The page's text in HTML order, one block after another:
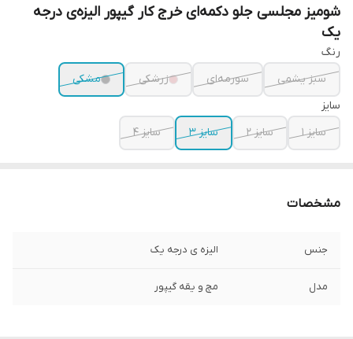
شومیز مجلسی جلو دکمه‌ای خرج کار گیپور الیزه‌ی درجه
یک
رنگ
سبز یشمی
سورمه‌ای زرشکی
مشکی
سایز
سایز ۱
سایز ۲ سایز ۳ سایز ۴
مشخصات
جنس الیزه ی درجه یک
مدل مچ و یقه گیپور